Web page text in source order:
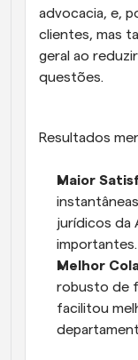
advocacia, e,
clientes, mas
geral ao
questões.
Resultados
Maior
jurídicos da
importantes.
Melhor
robusto de
facilitou